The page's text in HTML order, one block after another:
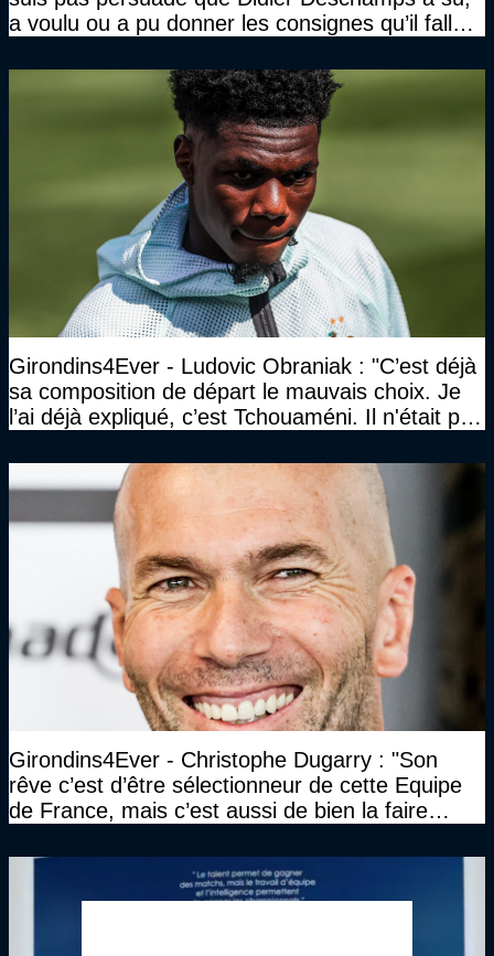
a voulu ou a pu donner les consignes qu’il fallait
Girondins4Ever - Ludovic Obraniak : "C’est déjà
sa composition de départ le mauvais choix. Je
l’ai déjà expliqué, c’est Tchouaméni. Il n'était pas
Girondins4Ever - Christophe Dugarry : "Son
rêve c’est d’être sélectionneur de cette Equipe
de France, mais c’est aussi de bien la faire